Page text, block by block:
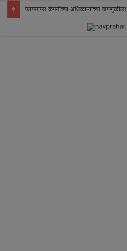
फायनान्स कंपनीच्या अधिकाऱ्यांच्या